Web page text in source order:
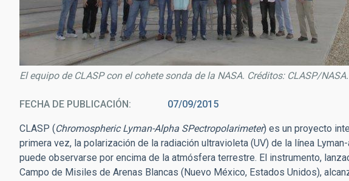
El equipo de CLASP con el cohete sonda de la NASA. Créditos: CLASP/NASA.
FECHA DE PUBLICACIÓN 07/09/2015
CLASP (Chromospheric Lyman-Alpha SPectropolarimeter) es un proyecto
primera vez, la polarización de la radiación ultravioleta (UV) de la línea
puede observarse por encima de la atmósfera terrestre. El instrumento,
Campo de Misiles de Arenas Blancas (Nuevo México, Estados Unidos),